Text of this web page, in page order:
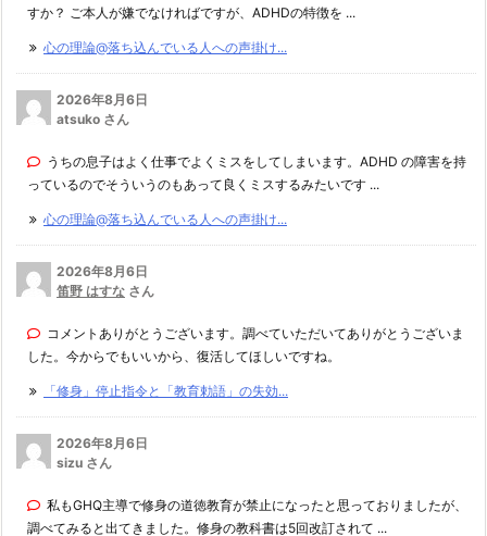
すか？ ご本人が嫌でなければですが、ADHDの特徴を ...
心の理論@落ち込んでいる人への声掛け...
2026年8月6日
atsuko さん
うちの息子はよく仕事でよくミスをしてしまいます。ADHD の障害を持
っているのでそういうのもあって良くミスするみたいです ...
心の理論@落ち込んでいる人への声掛け...
2026年8月6日
笛野 はすな さん
コメントありがとうございます。調べていただいてありがとうございま
した。今からでもいいから、復活してほしいですね。
「修身」停止指令と「教育勅語」の失効...
2026年8月6日
sizu さん
私もGHQ主導で修身の道徳教育が禁止になったと思っておりましたが、
調べてみると出てきました。修身の教科書は5回改訂されて ...